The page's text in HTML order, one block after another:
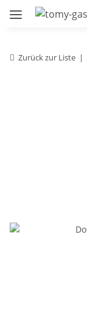
Zurück zur Liste